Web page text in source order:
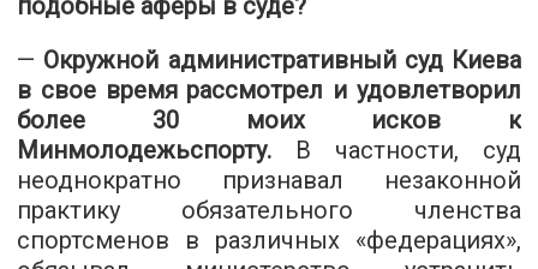
подобные аферы в суде?
— Окружной административный суд Киева
в свое время рассмотрел и удовлетворил
более 30 моих исков к
Минмолодежьспорту. В частности, суд
неоднократно признавал незаконной
практику обязательного членства
спортсменов в различных «федерациях»,